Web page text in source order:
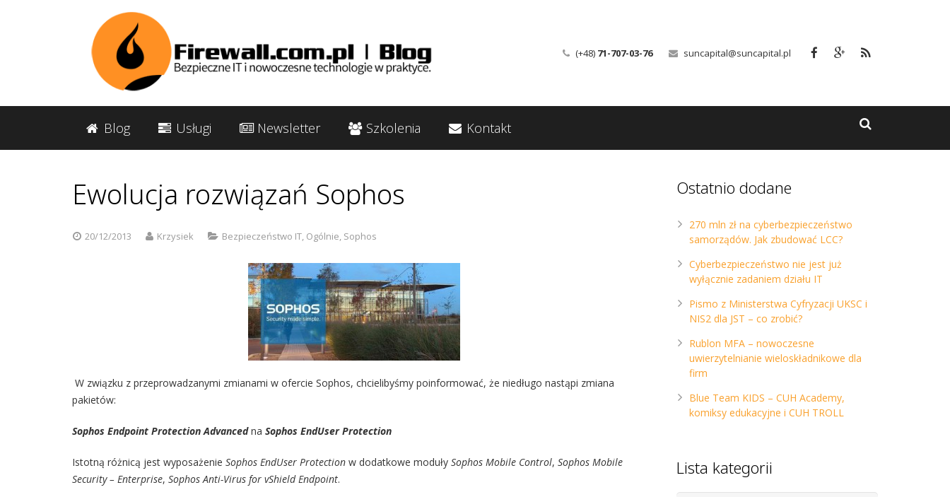
(+48) 71-707-03-76 suncapital@suncapital.pl
Blog Usługi Newsletter Szkolenia Kontakt
Ewolucja rozwiązań Sophos
20/12/2013 Krzysiek Bezpieczeństwo IT, Ogólnie, Sophos
W związku z przeprowadzanymi zmianami w ofercie Sophos, chcielibyśmy poinformować, że niedługo nastąpi zmiana
pakietów:
Sophos Endpoint Protection Advancedna Sophos EndUser Protection
Istotną różnicą jest wyposażenie Sophos EndUser Protection w dodatkowe moduły Sophos Mobile Control, Sophos Mobile
Security – Enterprise, Sophos Anti-Virus for vShield Endpoint.
Ostatnio dodane
270 mln zł na cyberbezpieczeństwo
samorządów. Jak zbudować LCC?
Cyberbezpieczeństwo nie jest już
wyłącznie zadaniem działu IT
Pismo z Ministerstwa Cyfryzacji UKSC i
NIS2 dla JST – co zrobić?
Rublon MFA – nowoczesne
uwierzytelnianie wieloskładnikowe dla
firm
Blue Team KIDS – CUH Academy,
komiksy edukacyjne i CUH TROLL
Lista kategorii